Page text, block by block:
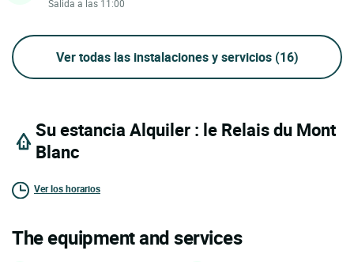
Salida a las 11:00
Ver todas las instalaciones y servicios (16)
Su estancia Alquiler : le Relais du Mont
Blanc
Ver los horarios
The equipment and services